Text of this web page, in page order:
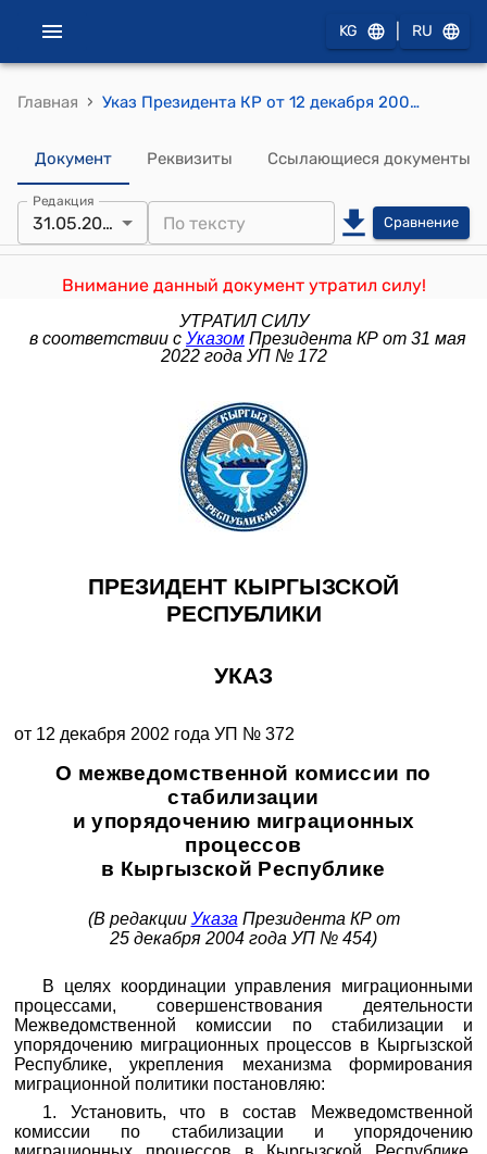
KG RU
Главная › Указ Президента КР от 12 декабря 2002 года №372 "О межведомственной комиссии по стабилизации и упорядочению миграционных процессов в КР"
Документ Реквизиты Ссылающиеся документы
Редакция
31.05.2022 Сравнение
Внимание данный документ утратил силу!